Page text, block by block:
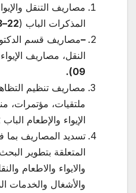
مصاريف التنقل
المذكرات الباب (22
–
–مصاريف قسم
النقل، مصاريف
09
)
.
مصاريف تنظيم
ملتقيات، مؤتمرات،
الإيواء والإطعام الباب
تسديد المصاريف بما
المتعلقة بتطوير
والايواء والاطعام
والأشغال والخدمات